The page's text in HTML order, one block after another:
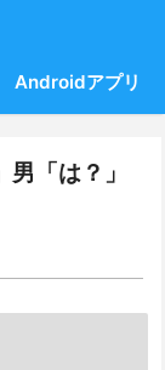
Androidアプリ
「は？」